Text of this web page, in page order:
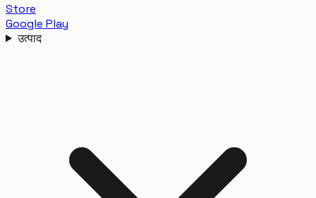
Store
Google Play
उत्पाद